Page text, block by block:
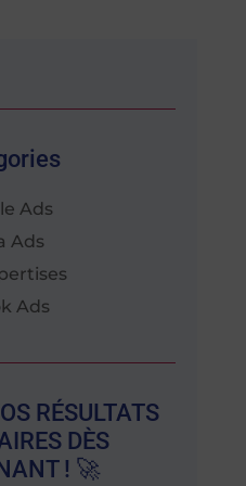
Ads
Ads
Ads
RÉSULTATS
DÈS
! 🚀